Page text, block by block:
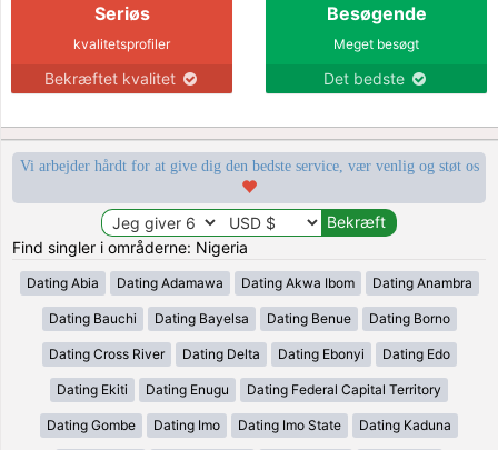
Seriøs
kvalitetsprofiler
Bekræftet kvalitet
Besøgende
Meget besøgt
Det bedste
Vi arbejder hårdt for at give dig den bedste service, vær venlig og støt os
Find singler i områderne: Nigeria
Dating Abia Dating Adamawa Dating Akwa Ibom Dating Anambra
Dating Bauchi Dating Bayelsa Dating Benue Dating Borno
Dating Cross River Dating Delta Dating Ebonyi Dating Edo
Dating Ekiti Dating Enugu Dating Federal Capital Territory
Dating Gombe Dating Imo Dating Imo State Dating Kaduna